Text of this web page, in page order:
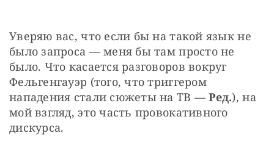
Уверяю вас, что если бы на такой язык не
было запроса — меня бы там просто не
было. Что касается разговоров вокруг
Фельгенгауэр (того, что триггером
нападения стали сюжеты на ТВ — Ред.), на
мой взгляд, это часть провокативного
дискурса.